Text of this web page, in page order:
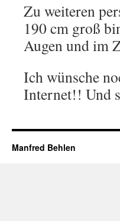
Zu weiteren
190 cm groß
Augen und im
Ich wünsche
Internet!! Und
Manfred Behlen